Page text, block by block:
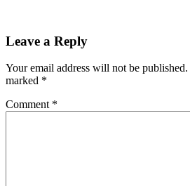
Leave a Reply
Your email address will not be published.
marked *
Comment *